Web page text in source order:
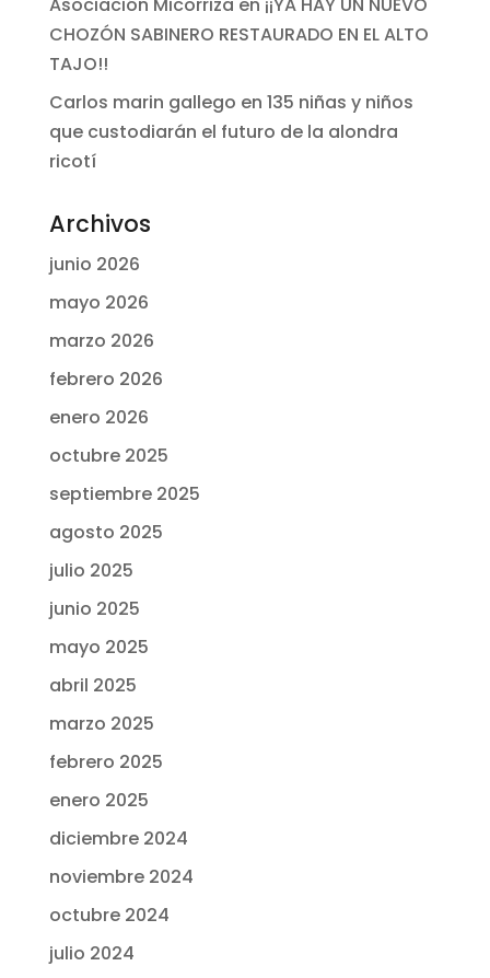
CHOZÓN SABINERO RESTAURADO EN EL ALTO
TAJO!!
Carlos marin gallego en 135 niñas y niños
que custodiarán el futuro de la alondra
ricotí
Archivos
junio 2026
mayo 2026
marzo 2026
febrero 2026
enero 2026
octubre 2025
septiembre 2025
agosto 2025
julio 2025
junio 2025
mayo 2025
abril 2025
marzo 2025
febrero 2025
enero 2025
diciembre 2024
noviembre 2024
octubre 2024
julio 2024